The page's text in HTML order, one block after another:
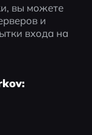
вы можете
и
входа на